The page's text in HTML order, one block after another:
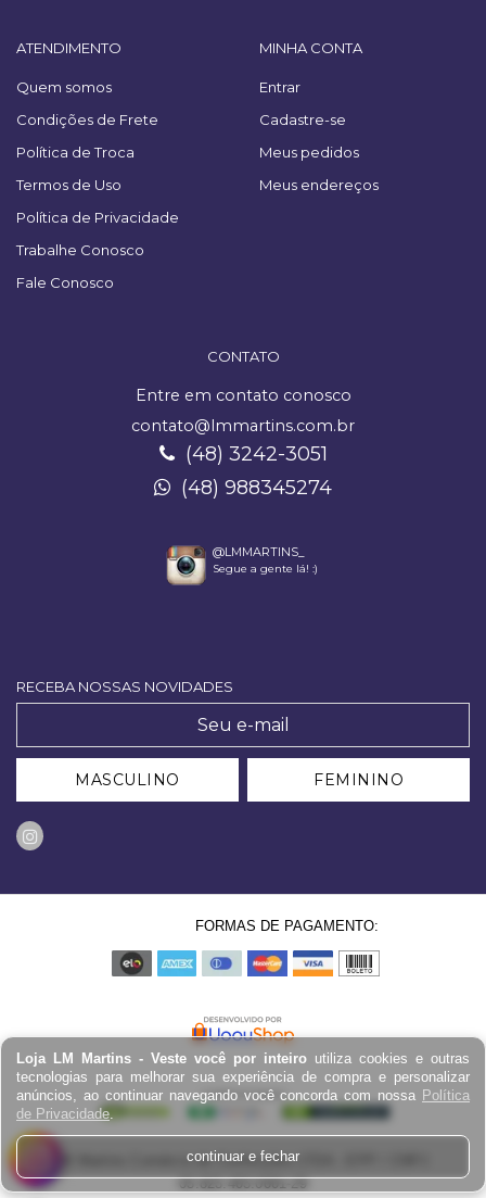
Loja LM Martins - Veste você por inteiro utiliza cookies e outras
tecnologias para melhorar sua experiência de compra e personalizar
anúncios, ao continuar navegando você concorda com nossa Política
de Privacidade.
continuar e fechar
ATENDIMENTO
Quem somos
Condições de Frete
Política de Troca
Termos de Uso
Política de Privacidade
Trabalhe Conosco
Fale Conosco
MINHA CONTA
Entrar
Cadastre-se
Meus pedidos
Meus endereços
CONTATO
Entre em contato conosco
contato@lmmartins.com.br
(48) 3242-3051
(48) 988345274
@LMMARTINS_
Segue a gente lá! :)
RECEBA NOSSAS NOVIDADES
MASCULINO FEMININO
FORMAS DE PAGAMENTO:
LM Martins Comércio de Confecções LTDA - EPP / CNPJ:
03.823.403.0001-29